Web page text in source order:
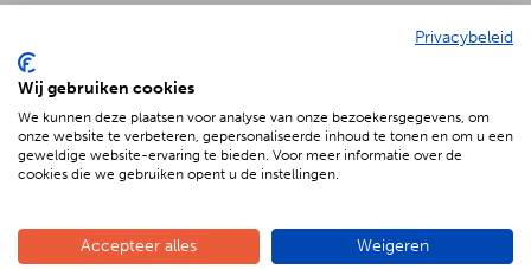
De voordelen van BBQenzo.nl
Privacybeleid
Wij gebruiken cookies
We kunnen deze plaatsen voor analyse van onze bezoekersgegevens, om
onze website te verbeteren, gepersonaliseerde inhoud te tonen en om u een
geweldige website-ervaring te bieden. Voor meer informatie over de
cookies die we gebruiken opent u de instellingen.
Accepteer alles Weigeren